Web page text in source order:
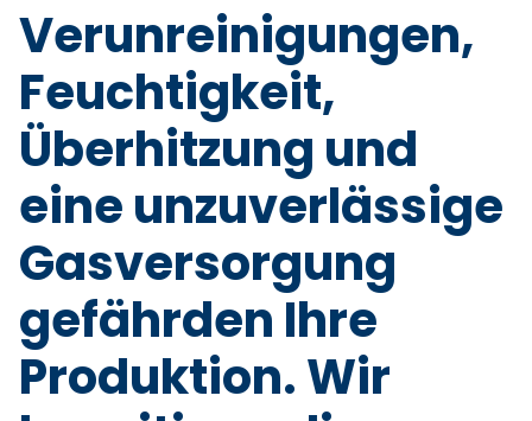
Verunreinigungen,
Feuchtigkeit,
Überhitzung und
eine unzuverlässige
Gasversorgung
gefährden Ihre
Produktion. Wir